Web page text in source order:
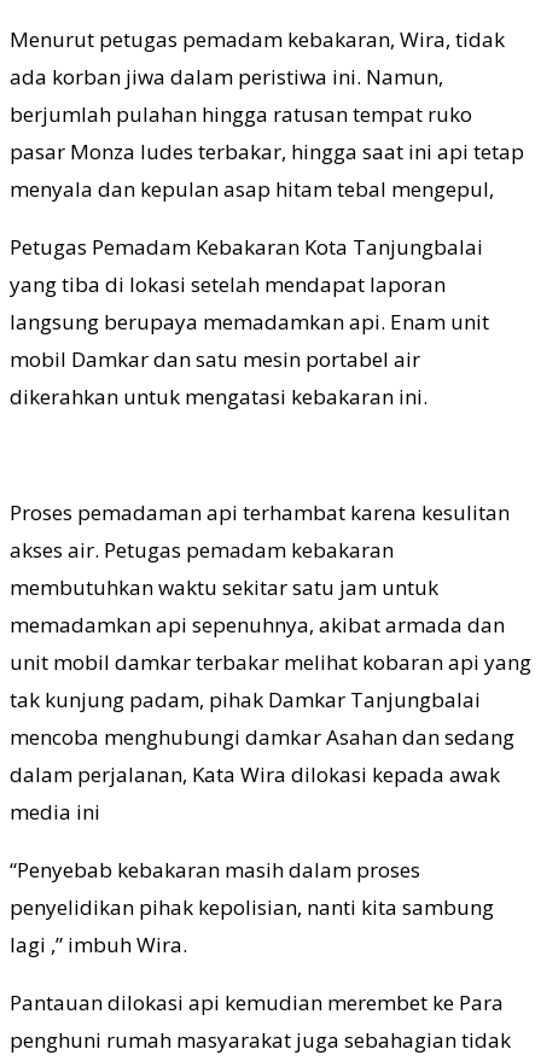
Menurut petugas pemadam kebakaran, Wira, tidak
ada korban jiwa dalam peristiwa ini. Namun,
berjumlah pulahan hingga ratusan tempat ruko
pasar Monza ludes terbakar, hingga saat ini api tetap
menyala dan kepulan asap hitam tebal mengepul,
Petugas Pemadam Kebakaran Kota Tanjungbalai
yang tiba di lokasi setelah mendapat laporan
langsung berupaya memadamkan api. Enam unit
mobil Damkar dan satu mesin portabel air
dikerahkan untuk mengatasi kebakaran ini.
Proses pemadaman api terhambat karena kesulitan
akses air. Petugas pemadam kebakaran
membutuhkan waktu sekitar satu jam untuk
memadamkan api sepenuhnya, akibat armada dan
unit mobil damkar terbakar melihat kobaran api yang
tak kunjung padam, pihak Damkar Tanjungbalai
mencoba menghubungi damkar Asahan dan sedang
dalam perjalanan, Kata Wira dilokasi kepada awak
media ini
“Penyebab kebakaran masih dalam proses
penyelidikan pihak kepolisian, nanti kita sambung
lagi ,” imbuh Wira.
Pantauan dilokasi api kemudian merembet ke Para
penghuni rumah masyarakat juga sebahagian tidak